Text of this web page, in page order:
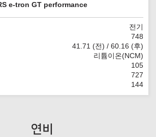
e-tron GT performance
전기
748
41.71 (전) / 60.16 (후)
리튬이온(NCM)
105
727
144
연비